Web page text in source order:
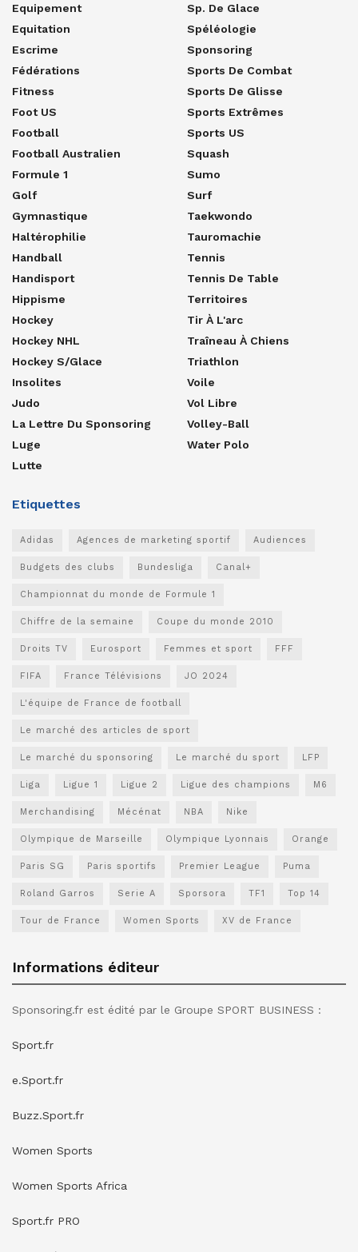
Equipement
Equitation
Escrime
Fédérations
Fitness
Foot US
Football
Football Australien
Formule 1
Golf
Gymnastique
Haltérophilie
Handball
Handisport
Hippisme
Hockey
Hockey NHL
Hockey S/glace
Insolites
Judo
La Lettre Du Sponsoring
Luge
Lutte
Sp. De Glace
Spéléologie
Sponsoring
Sports De Combat
Sports De Glisse
Sports Extrêmes
Sports US
Squash
Sumo
Surf
Taekwondo
Tauromachie
Tennis
Tennis De Table
Territoires
Tir À L'arc
Traîneau À Chiens
Triathlon
Voile
Vol Libre
Volley-Ball
Water Polo
Etiquettes
Adidas Agences de marketing sportif Audiences
Budgets des clubs Bundesliga Canal+
Championnat du monde de Formule 1
Chiffre de la semaine Coupe du monde 2010
Droits TV Eurosport Femmes et sport FFF
FIFA France Télévisions JO 2024
L'équipe de France de football
Le marché des articles de sport
Le marché du sponsoring Le marché du sport LFP
Liga Ligue 1 Ligue 2 Ligue des champions M6
Merchandising Mécénat NBA Nike
Olympique de Marseille Olympique Lyonnais Orange
Paris SG Paris sportifs Premier League Puma
Roland Garros Serie A Sporsora TF1 Top 14
Tour de France Women Sports XV de France
Informations éditeur
Sponsoring.fr est édité par le Groupe SPORT BUSINESS :
Sport.fr
e.Sport.fr
Buzz.Sport.fr
Women Sports
Women Sports Africa
Sport.fr PRO